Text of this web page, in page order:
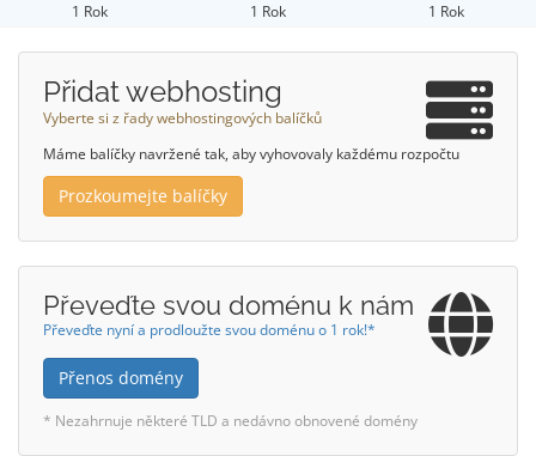
1 Rok 1 Rok 1 Rok
Přidat webhosting
Vyberte si z řady webhostingových balíčků
Máme balíčky navržené tak, aby vyhovovaly každému rozpočtu
Prozkoumejte balíčky
Převeďte svou doménu k nám
Převeďte nyní a prodloužte svou doménu o 1 rok!*
Přenos domény
* Nezahrnuje některé TLD a nedávno obnovené domény